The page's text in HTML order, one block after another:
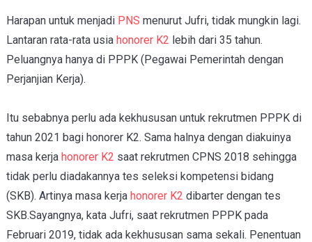
Harapan untuk menjadi PNS menurut Jufri, tidak mungkin lagi.
Lantaran rata-rata usia honorer K2 lebih dari 35 tahun.
Peluangnya hanya di PPPK (Pegawai Pemerintah dengan
Perjanjian Kerja).
Itu sebabnya perlu ada kekhususan untuk rekrutmen PPPK di
tahun 2021 bagi honorer K2. Sama halnya dengan diakuinya
masa kerja honorer K2 saat rekrutmen CPNS 2018 sehingga
tidak perlu diadakannya tes seleksi kompetensi bidang
(SKB). Artinya masa kerja honorer K2 dibarter dengan tes
SKB.Sayangnya, kata Jufri, saat rekrutmen PPPK pada
Februari 2019, tidak ada kekhususan sama sekali. Penentuan